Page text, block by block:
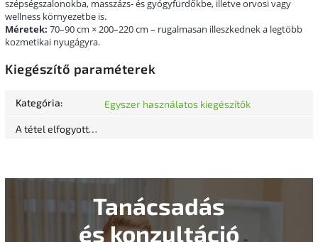
szépségszalonokba, masszázs- és gyógyfürdőkbe, illetve orvosi vagy
wellness környezetbe is.
Méretek: 70–90 cm × 200–220 cm – rugalmasan illeszkednek a legtöbb
kozmetikai nyugágyra.
Kiegészítő paraméterek
Kategória: Egyszer használatos kiegészítők
A tétel elfogyott…
Tanácsadás
és konzultáció